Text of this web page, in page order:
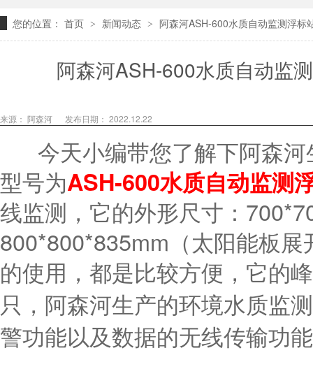
您的位置： 首页 > 新闻动态 > 阿森河ASH-600水质自动监测浮标
阿森河ASH-600水质自动监
来源： 阿森河 发布日期： 2022.12.22
今天小编带您了解下阿森河
型号为ASH-600水质自动监测
线监测，它的外形尺寸：
800*800*835mm（太阳能板
的使用，都是比较方便，它的峰
只，阿森河生产的环境水质监
警功能以及数据的无线传输功